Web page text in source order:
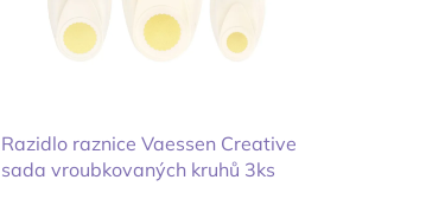
Razidlo raznice Vaessen Creative
sada vroubkovaných kruhů 3ks